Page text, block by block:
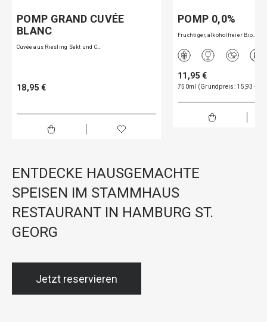
POMP GRAND CUVÉE
BLANC
Cuvée aus Riesling Sekt und C…
18,95 €
POMP 0,0%
Fruchtiger, alkoholfreier Bio…
11,95 €
750ml (Grundpreis: 15,93 €
ENTDECKE HAUSGEMACHTE
SPEISEN IM STAMMHAUS
RESTAURANT IN HAMBURG ST.
GEORG
Jetzt reservieren